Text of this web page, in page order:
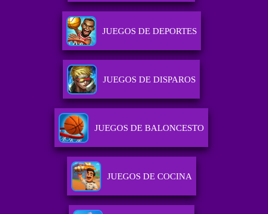
JUEGOS DE DEPORTES
JUEGOS DE DISPAROS
JUEGOS DE BALONCESTO
JUEGOS DE COCINA